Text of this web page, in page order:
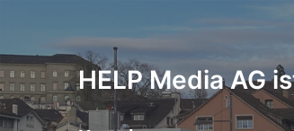
HELP Media AG